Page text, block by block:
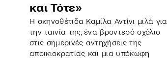
και Τότε»
Η σκηνοθέτιδα Καμίλα Αντίνι μιλά για
την ταινία της, ένα βροντερό σχόλιο
στις σημερινές αντηχήσεις της
αποικιοκρατίας και μια υπόκωφη